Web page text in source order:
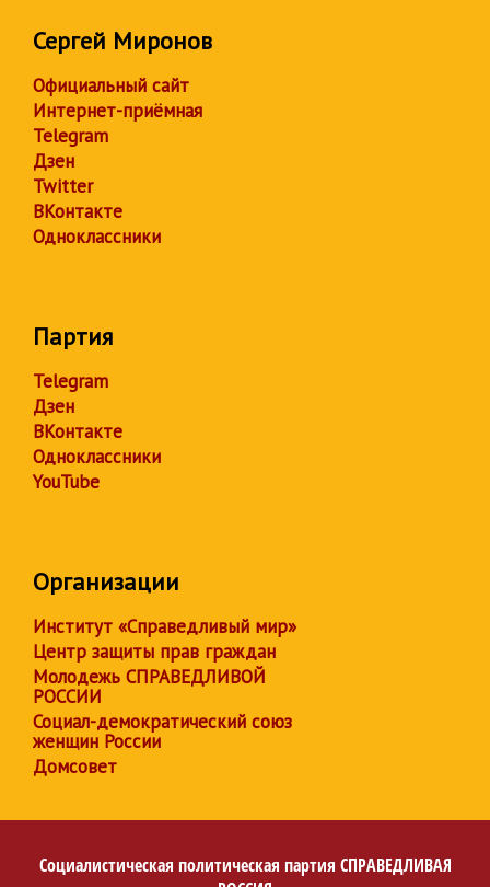
Сергей Миронов
Официальный сайт
Интернет-приёмная
Telegram
Дзен
Twitter
ВКонтакте
Одноклассники
Партия
Telegram
Дзен
ВКонтакте
Одноклассники
YouTube
Организации
Институт «Справедливый мир»
Центр защиты прав граждан
Молодежь СПРАВЕДЛИВОЙ
РОССИИ
Социал-демократический союз
женщин России
Домсовет
Социалистическая политическая партия СПРАВЕДЛИВАЯ